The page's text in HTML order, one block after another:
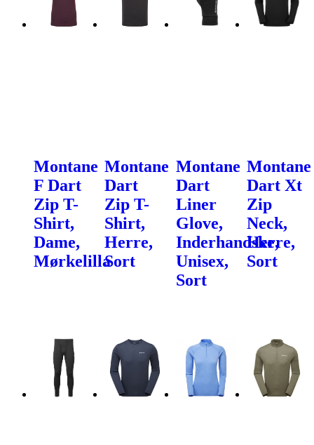
Montane
F Dart
Zip T-
Shirt,
Dame,
Mørkelilla
Montane
Dart
Zip T-
Shirt,
Herre,
Sort
Montane
Dart
Liner
Glove,
Inderhandske,
Unisex,
Sort
Montane
Dart Xt
Zip
Neck,
Herre,
Sort